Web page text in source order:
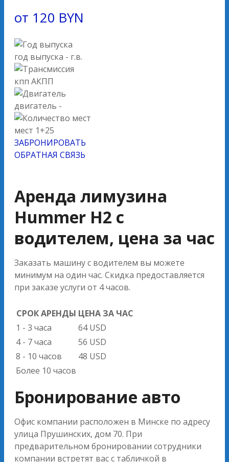
от 120 BYN
год выпуска - г.в.
кпп АКПП
двигатель -
мест 1+25
ЗАБРОНИРОВАТЬ
ОБРАТНАЯ СВЯЗЬ
Аренда лимузина
Hummer H2 с
водителем, цена за час
Заказать машину с водителем вы можете
минимум на один час. Скидка предоставляется
при заказе услуги от 4 часов.
СРОК АРЕНДЫ ЦЕНА ЗА ЧАС
1 - 3 часа
64 USD
4 - 7 часа
56 USD
8 - 10 часов
48 USD
Более 10 часов
Бронирование авто
Офис компании расположен в Минске по адресу
улица Прушинских, дом 70. При
предварительном бронировании сотрудники
компании встретят вас с табличкой в